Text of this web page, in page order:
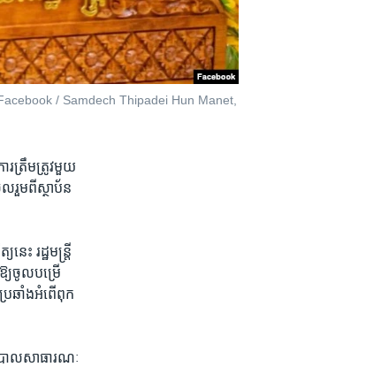
/ Samdech Thipadei Hun Manet,
ារ​ត្រឹមត្រូវ​មួយ​
រួម​ពី​ស្ថាប័ន​
ះ ​រដ្ឋមន្ត្រី​
យ​ចូល​បម្រើ​
រឆាំង​អំពើ​ពុក​
បាល​សាធារណៈ​